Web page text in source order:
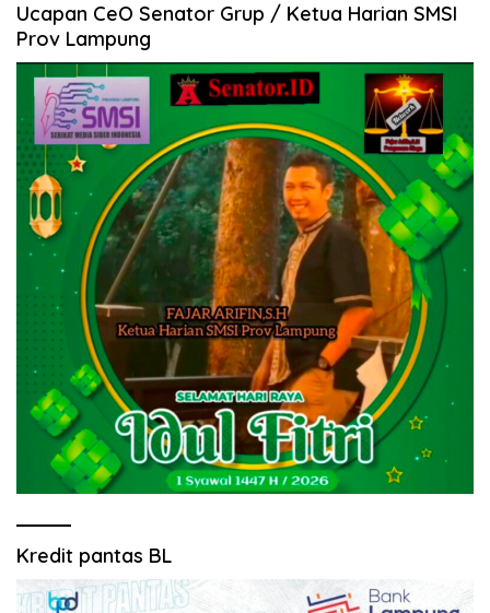
Ucapan CeO Senator Grup / Ketua Harian SMSI
Prov Lampung
Kredit pantas BL